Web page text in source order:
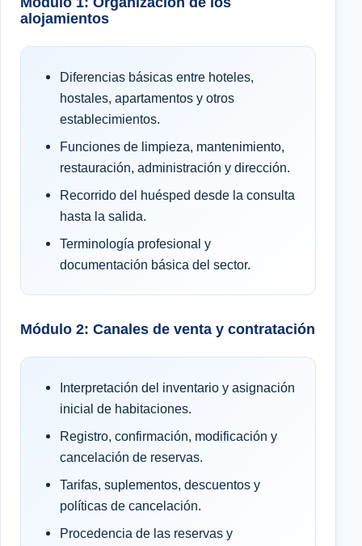
alojamientos
Diferencias básicas entre hoteles,
hostales, apartamentos y otros
establecimientos.
Funciones de limpieza, mantenimiento,
restauración, administración y dirección.
Recorrido del huésped desde la consulta
hasta la salida.
Terminología profesional y
documentación básica del sector.
Módulo 2: Canales de venta y contratación
Interpretación del inventario y asignación
inicial de habitaciones.
Registro, confirmación, modificación y
cancelación de reservas.
Tarifas, suplementos, descuentos y
políticas de cancelación.
Procedencia de las reservas y